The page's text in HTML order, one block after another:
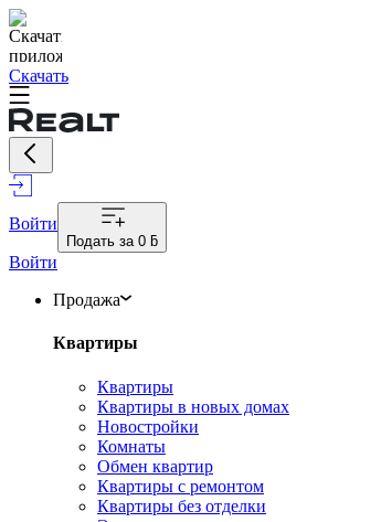
Скачать
Войти
Подать за 0 ƃ
Войти
Продажа
Квартиры
Квартиры
Квартиры в новых домах
Новостройки
Комнаты
Обмен квартир
Квартиры с ремонтом
Квартиры без отделки